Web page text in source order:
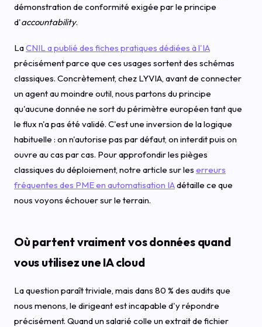
démonstration de conformité exigée par le principe
d'accountability.
LaCNIL a publié des fiches pratiques dédiées à l'IA
précisément parce que ces usages sortent des schémas
classiques. Concrètement, chez LYVIA, avant de connecter
un agent au moindre outil, nous partons du principe
qu'aucune donnée ne sort du périmètre européen tant que
le flux n'a pas été validé. C'est une inversion de la logique
habituelle : on n'autorise pas par défaut, on interdit puis on
ouvre au cas par cas. Pour approfondir les pièges
classiques du déploiement, notre article sur les erreurs
fréquentes des PME en automatisation IAdétaille ce que
nous voyons échouer sur le terrain.
Où partent vraiment vos données quand
vous utilisez une IA cloud
La question paraît triviale, mais dans 80 % des audits que
nous menons, le dirigeant est incapable d'y répondre
précisément. Quand un salarié colle un extrait de fichier